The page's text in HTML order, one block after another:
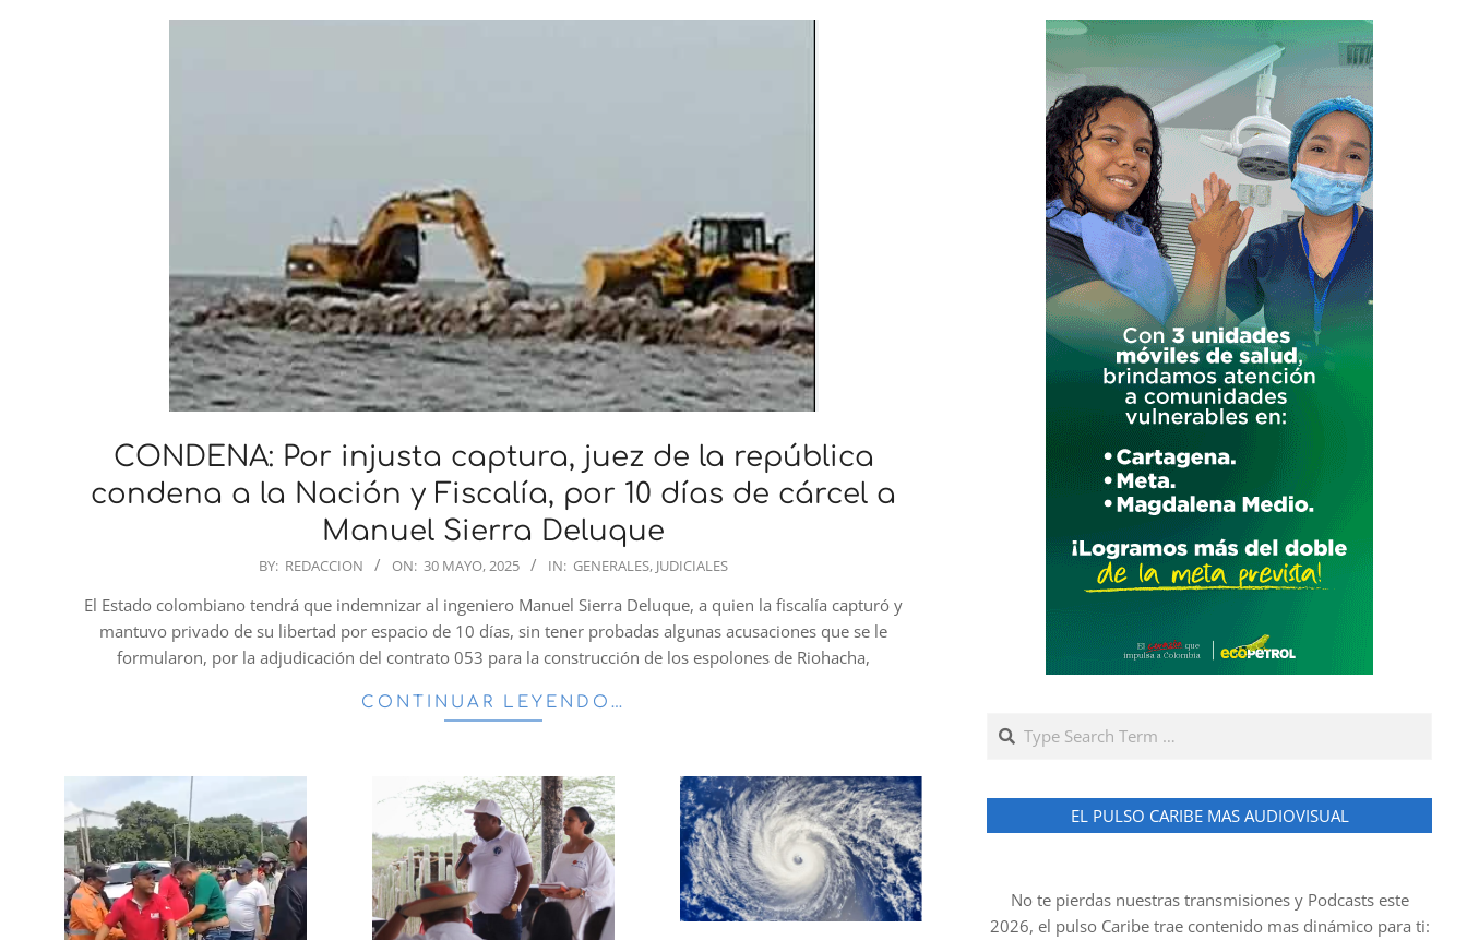
CONDENA: Por injusta captura, juez de la república
condena a la Nación y Fiscalía, por 10 días de cárcel a
Manuel Sierra Deluque
BY: REDACCION ON: 30 MAYO, 2025 IN: GENERALES, JUDICIALES
El Estado colombiano tendrá que indemnizar al ingeniero Manuel Sierra Deluque, a quien la fiscalía capturó y
mantuvo privado de su libertad por espacio de 10 días, sin tener probadas algunas acusaciones que se le
formularon, por la adjudicación del contrato 053 para la construcción de los espolones de Riohacha,
CONTINUAR LEYENDO…
Search
EL PULSO CARIBE MAS AUDIOVISUAL
No te pierdas nuestras transmisiones y Podcasts este
2026, el pulso Caribe trae contenido mas dinámico para ti: